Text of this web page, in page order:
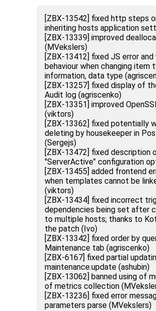
[ZBX-13542] fixed http steps
inheriting hosts application
[ZBX-13339] improved
(MVekslers)
[ZBX-13412] fixed JS error
behaviour when changing item
information, data type
[ZBX-13257] fixed display of
Audit log (agriscenko)
[ZBX-13351] improved
(viktors)
[ZBX-13362] fixed potentially
deleting by housekeeper in
(Sergejs)
[ZBX-13472] fixed description
"ServerActive" configuration
[ZBX-13455] added frontend
when templates cannot be
(viktors)
[ZBX-13434] fixed incorrect
dependencies being set after
to multiple hosts; thanks to
the patch (Ivo)
[ZBX-13342] fixed order by
Maintenance tab (agriscenko)
[ZBX-6167] fixed partial
maintenance.update (ashubin)
[ZBX-13062] banned using of
of metrics collection
[ZBX-13236] fixed error
parameters parse (MVekslers)